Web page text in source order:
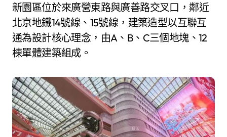
新園區位於來廣營東路與廣善路交叉口，鄰近
北京地鐵14號線、15號線，建築造型以互聯互
通為設計核心理念，由A、B、C三個地塊、12
棟單體建築組成。